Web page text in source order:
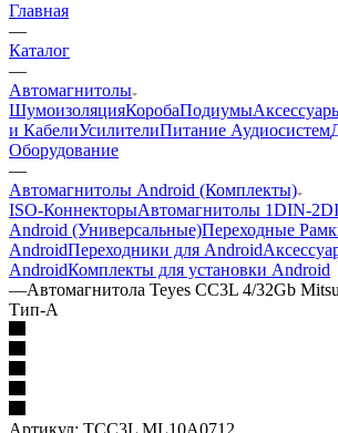
Главная
—
Каталог
—
Автомагнитолы
ШумоизоляцияКоробаПодиумы
и КабелиУсилителиПитание Аудиосистем
Оборудование
—
Автомагнитолы Android (Комплекты)
ISO-КоннекторыАвтомагнитолы 1DIN-
Android (Универсальные)Переходные
AndroidПереходники для Android
AndroidКомплекты для установки Android
—Автомагнитола Teyes CC3L 4/32Gb
Тип-A